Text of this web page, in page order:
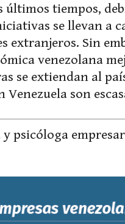
últimos tiempos,
se llevan a
extranjeros. Sin
venezolana
se extiendan al
son
psicóloga